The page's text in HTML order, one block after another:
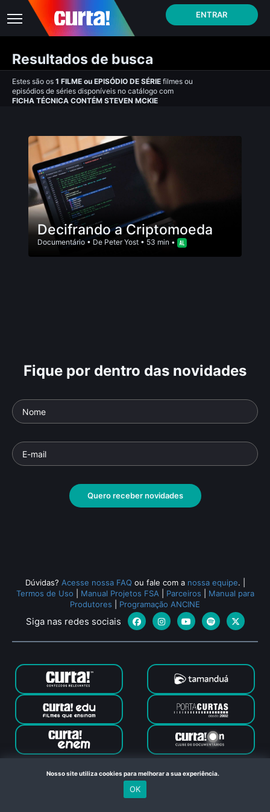
ENTRAR
Resultados de busca
Estes são os 1 FILME ou EPISÓDIO DE SÉRIE filmes ou
episódios de séries disponíveis no catálogo com
FICHA TÉCNICA CONTÉM STEVEN MCKIE
Decifrando a Criptomoeda
Documentário • De Peter Yost • 53 min •
Fique por dentro das novidades
Quero receber novidades
Dúvidas? Acesse nossa FAQ ou fale com a nossa equipe.
Termos de Uso
Manual Projetos FSA Parceiros
Manual para
Produtores
Programação ANCINE
Siga nas redes sociais
Canal Curta © 2024. Todos os direitos reservados. Feito com
no Rio de Janeiro
Nosso site utiliza cookies para melhorar a sua experiência.
OK